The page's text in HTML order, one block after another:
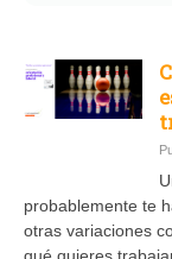
probablemente te
otras variaciones
qué quieres